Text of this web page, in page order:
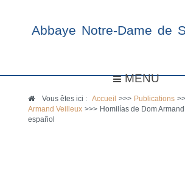
Abbaye Notre-Dame de
MENU
Vous êtes ici :Accueil >>> Publications
Armand Veilleux >>> Homilías de Dom
español